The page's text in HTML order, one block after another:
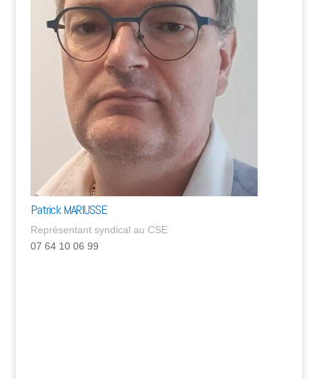
Patrick MARIUSSE
Représentant syndical au CSE
07 64 10 06 99